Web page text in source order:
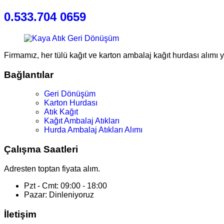
0.533.704 0659
Firmamız, her tülü kağıt ve karton ambalaj kağıt hurdası alımı
Bağlantılar
Geri Dönüşüm
Karton Hurdası
Atık Kağıt
Kağıt Ambalaj Atıkları
Hurda Ambalaj Atıkları Alımı
Çalışma Saatleri
Adresten toptan fiyata alım.
Pzt - Cmt: 09:00 - 18:00
Pazar: Dinleniyoruz
İletişim